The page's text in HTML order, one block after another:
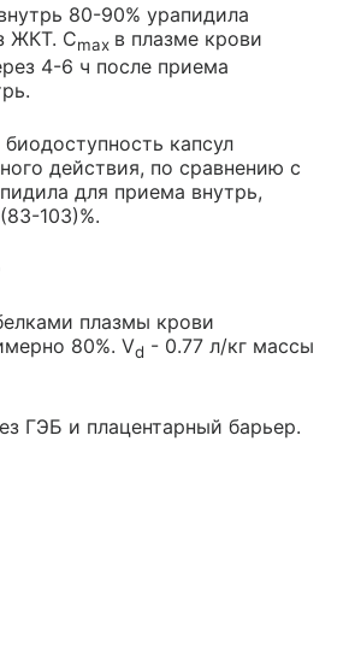
80-90% урапидила
ЖКТ. Cmax в плазме крови
4-6 ч после приема
капсул
действия, по сравнению с
для приема внутрь,
103)%.
плазмы крови
80%. Vd - 0.77 л/кг массы
ГЭБ и плацентарный барьер.